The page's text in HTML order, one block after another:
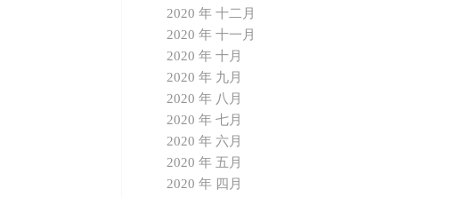
2020 年 十二月
2020 年 十一月
2020 年 十月
2020 年 九月
2020 年 八月
2020 年 七月
2020 年 六月
2020 年 五月
2020 年 四月